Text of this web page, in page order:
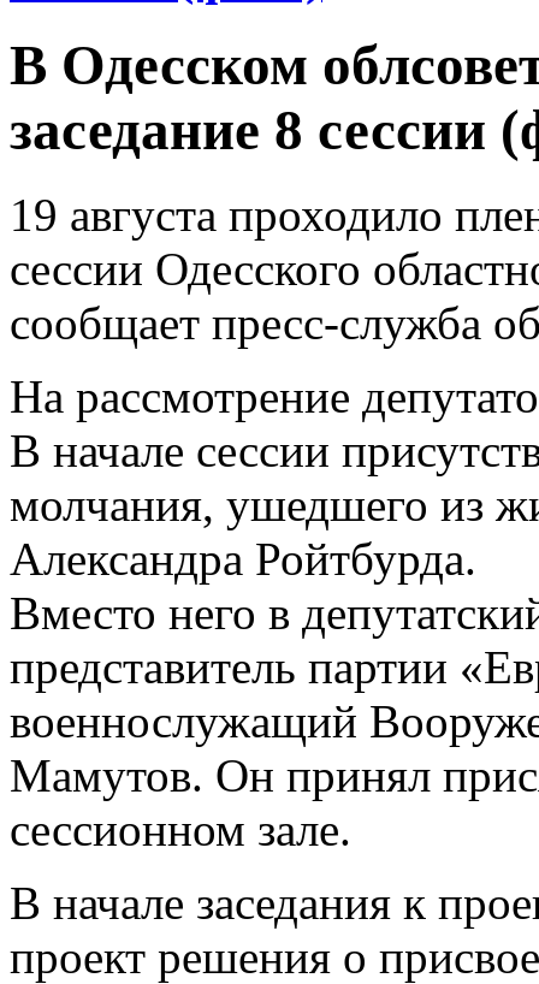
В Одесском
заседание 8 сессии
19 августа проходило
сессии Одесского
сообщает пресс-служба
На рассмотрение
В начале сессии
молчания, ушедшего из
Александра Ройтбурда.
Вместо него в
представитель партии
военнослужащий
Мамутов. Он принял
сессионном зале.
В начале заседания к
проект решения о